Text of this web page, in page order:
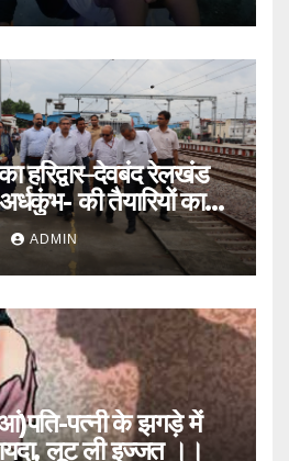
हरिद्वार–देवबंद रेलखंड
की तैयारियों का
ADMIN
पत्नी के झगड़े में
लूट ली इज्जत ।।